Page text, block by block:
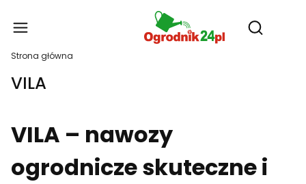
Otwórz
Strona główna
VILA
VILA – nawozy
ogrodnicze skuteczne i